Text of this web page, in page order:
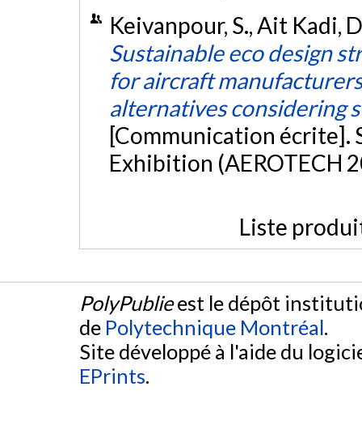
Keivanpour, S., Ait Kadi,
Sustainable eco design
for aircraft
alternatives considering
[Communication écrite].
Exhibition (AEROTECH
Liste
PolyPublieest le dépôt
de Polytechnique Montréal.
Site développé à l'aide du
EPrints.